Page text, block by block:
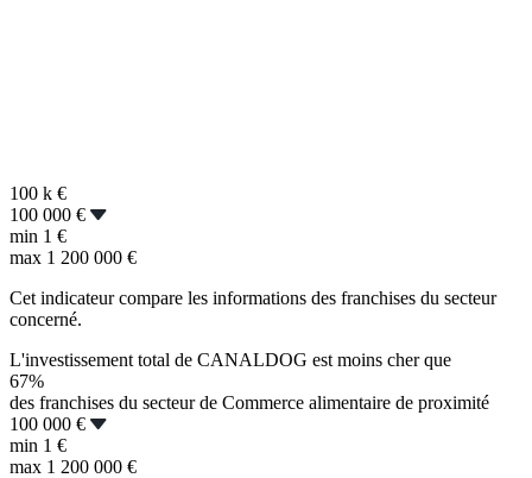
100 k €
100 000 €
min 1 €
max 1 200 000 €
Cet indicateur compare les informations des franchises du secteur
concerné.
L'investissement total de CANALDOG est moins cher que
67%
des franchises du secteur de Commerce alimentaire de proximité
100 000 €
min 1 €
max 1 200 000 €